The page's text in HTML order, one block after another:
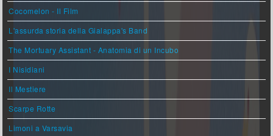
Cocomelon - Il Film
L'assurda storia della Gialappa's Band
The Mortuary Assistant - Anatomia di un Incubo
I Nisidiani
Il Mestiere
Scarpe Rotte
Limoni a Varsavia